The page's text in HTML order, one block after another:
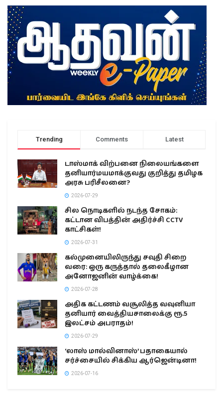
Trending Comments Latest
டாஸ்மாக் விற்பனை நிலையங்களை
தனியார்மயமாக்குவது குறித்து தமிழக
அரசு பரிசீலனை?
2026-07-29
சில நொடிகளில் நடந்த சோகம்:
கட்டான விபத்தின் அதிர்ச்சி CCTV
காட்சிகள்!
2026-07-31
கல்முனையிலிருந்து சவுதி சிறை
வரை: ஒரு கருத்தால் தலைகீழான
அனோஜனின் வாழ்க்கை!
2026-07-28
அதிக கட்டணம் வசூலித்த வவுனியா
தனியார் வைத்தியசாலைக்கு ரூ.5
இலட்சம் அபராதம்!
2026-07-29
‘லாஸ் மால்வினாஸ்’ பதாகையால்
சர்ச்சையில் சிக்கிய ஆர்ஜென்டினா!
2026-07-16